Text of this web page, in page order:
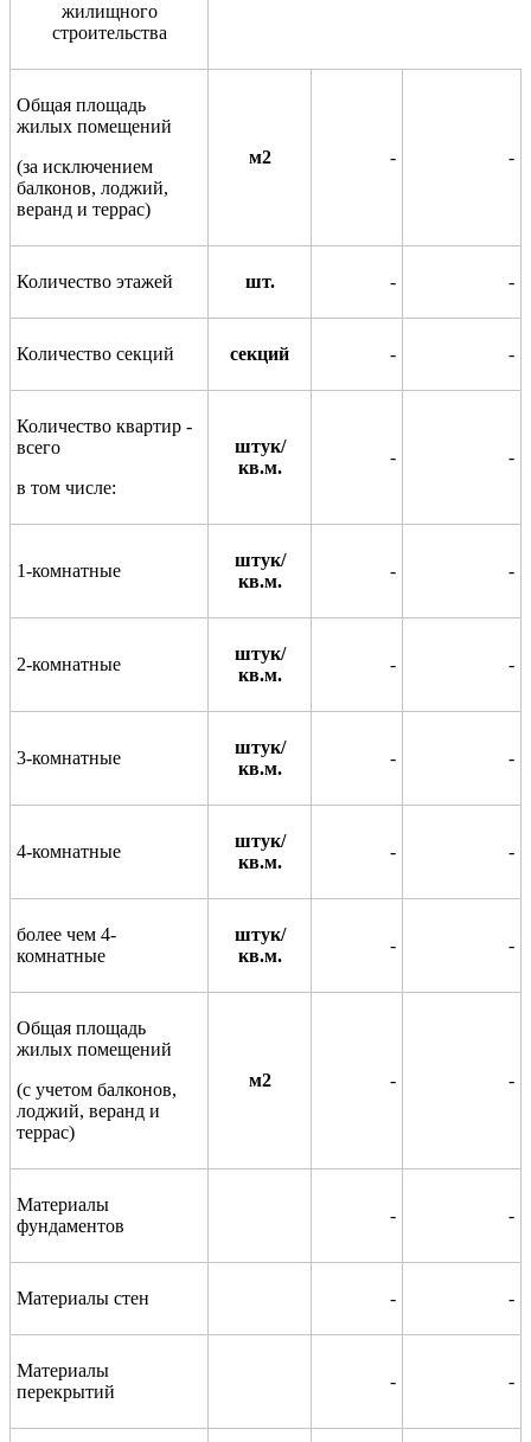
жилищного
строительства
Общая площадь
жилых помещений
(за исключением
балконов, лоджий,
веранд и террас)
м2 - -
Количество этажей шт. - -
Количество секций секций - -
Количество квартир -
всего
в том числе:
штук/
кв.м.
- -
1-комнатные
штук/
кв.м.
- -
2-комнатные
штук/
кв.м.
- -
3-комнатные
штук/
кв.м.
- -
4-комнатные
штук/
кв.м.
- -
более чем 4-
комнатные
штук/
кв.м.
- -
Общая площадь
жилых помещений
(с учетом балконов,
лоджий, веранд и
террас)
м2 - -
Материалы
фундаментов
- -
Материалы стен - -
Материалы
перекрытий
- -